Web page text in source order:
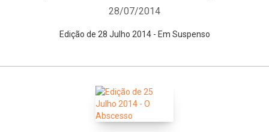
28/07/2014
Edição de 28 Julho 2014 - Em Suspenso